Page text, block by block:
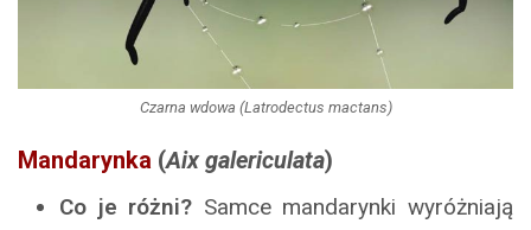
Czarna wdowa (Latrodectus mactans)
Mandarynka (Aix galericulata)
Co je różni? Samce mandarynki wyróżniają